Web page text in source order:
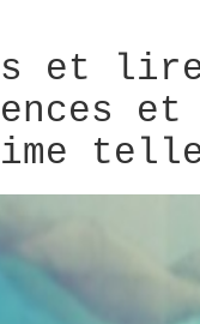
et